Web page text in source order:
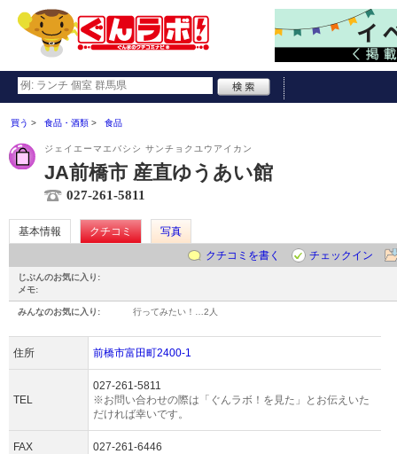
買う 食品・酒類 食品
ジェイエーマエバシシ サンチョクユウアイカン
JA前橋市 産直ゆうあい館
027-261-5811
基本情報 クチコミ
写真
クチコミを書く
チェックイン
じぶんのお気に入り:
メモ:
みんなのお気に入り: 行ってみたい！… 2人
住所 前橋市富田町2400-1
TEL
027-261-5811
※お問い合わせの際は「ぐんラボ！を見た」とお伝えいた
だければ幸いです。
FAX 027-261-6446